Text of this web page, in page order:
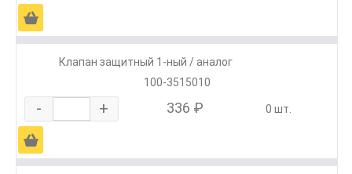
Ä
Клапан защитный 1-ный / аналог
100-3515010
- + 336 ₽ 0 шт.
Ä